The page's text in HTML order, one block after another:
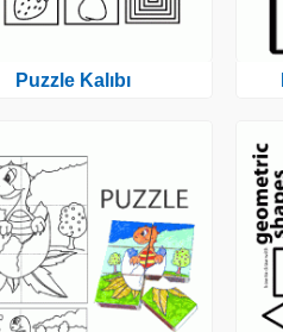
Puzzle Kalıbı